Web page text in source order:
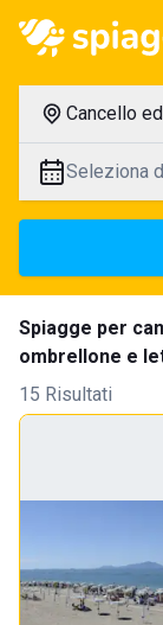
Cancello
Seleziona
Spiagge per
ombrellone e
15 Risultati